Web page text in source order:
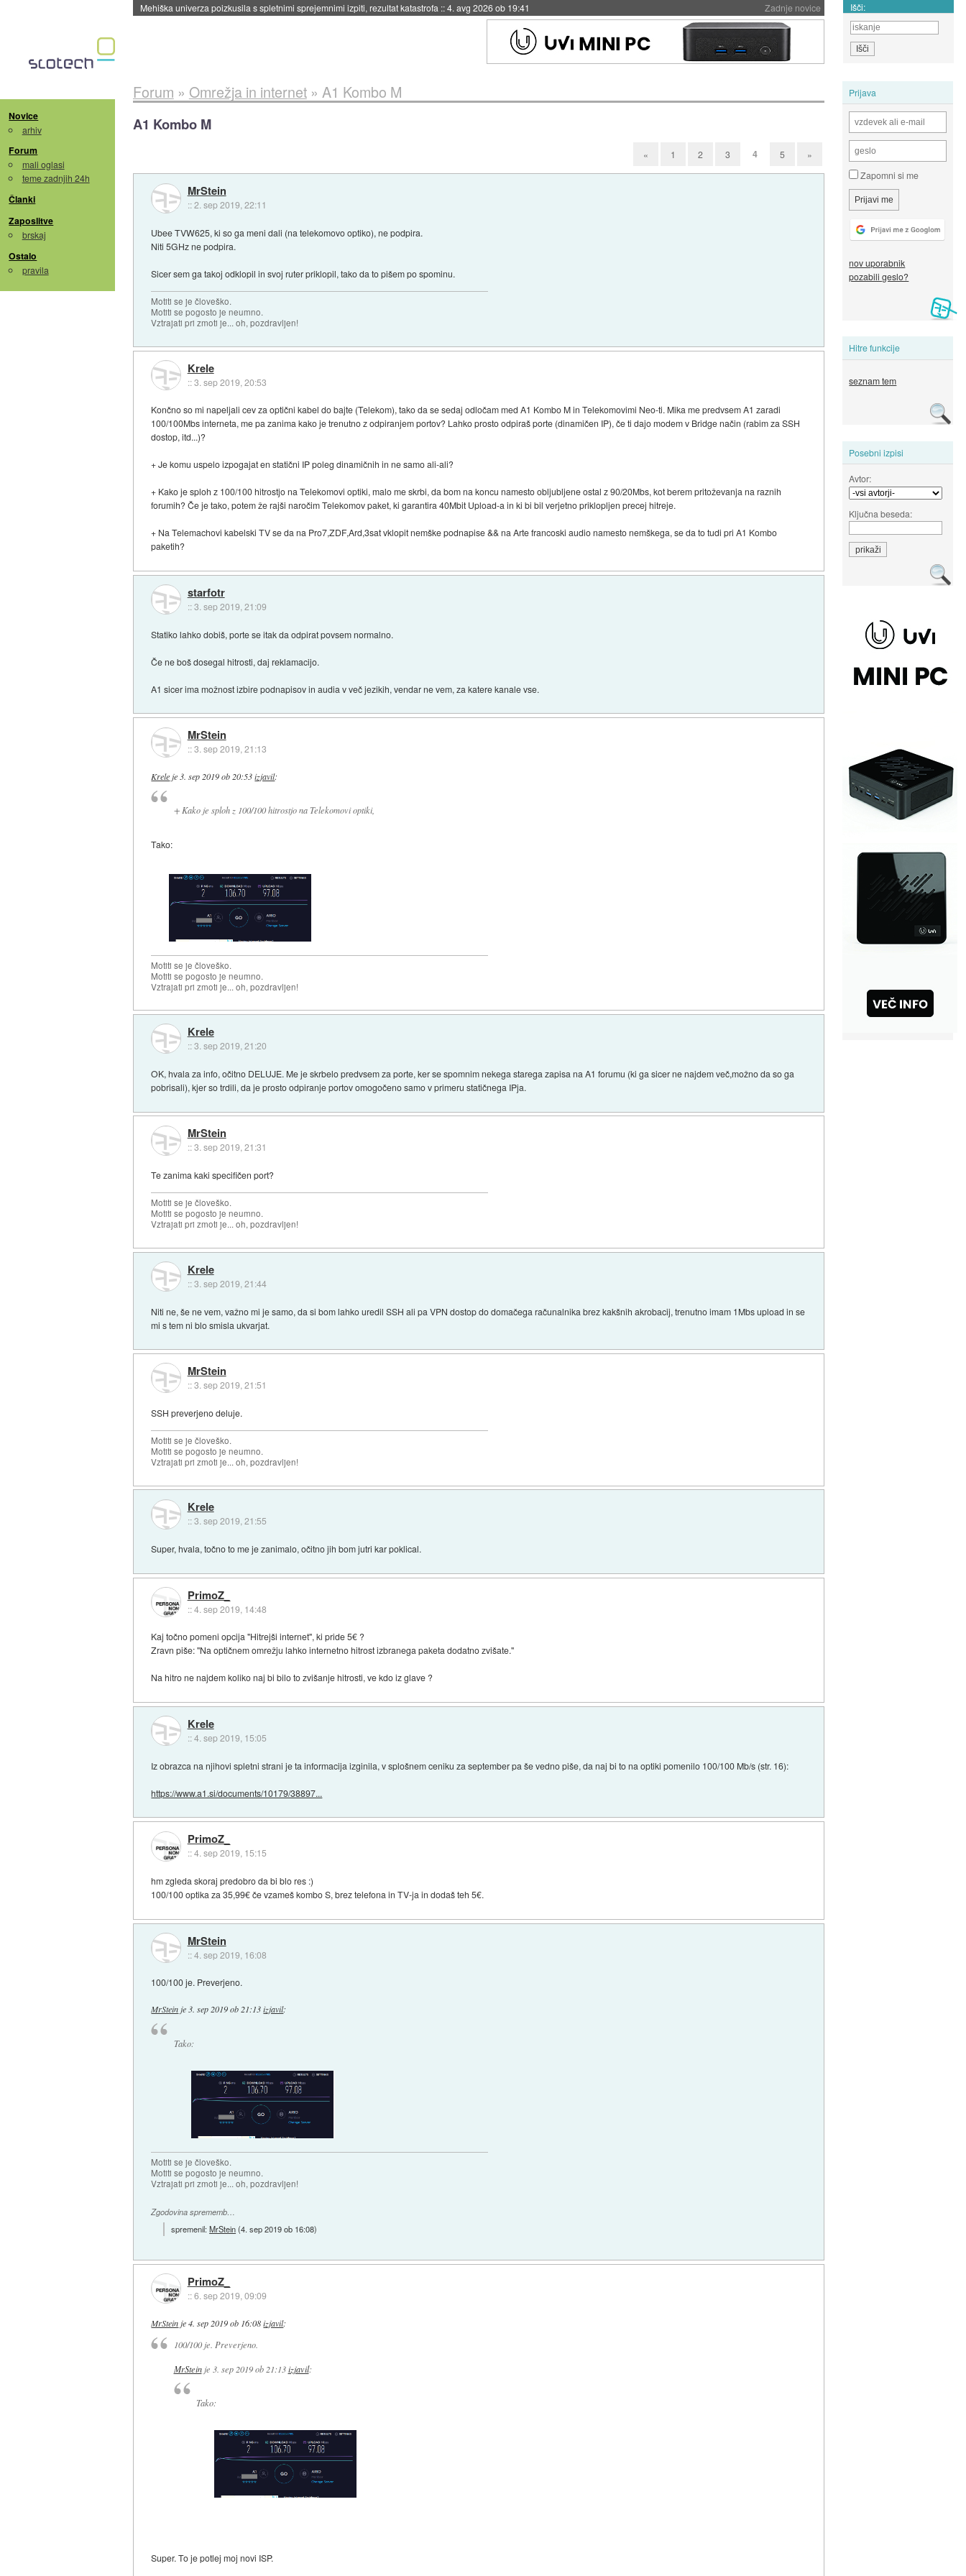
Zadnje novice
Evropska vesoljska agencija razvija svojo raketo za večkratno uporabo::4. avg 2026 ob 19:41 Išči:
Novice
arhiv
Forum
mali oglasi
teme zadnjih 24h
Članki
Zaposlitve
brskaj
Ostalo
pravila
Prijava
Zapomni si me
nov uporabnik
pozabili geslo?
Hitre funkcije
seznam tem
Posebni izpisi
Avtor:
Ključna beseda:
Forum » Omrežja in internet» A1 Kombo M
A1 Kombo M
« 1 2 3 4 5 »
MrStein
::2. sep 2019, 22:11
Ubee TVW625, ki so ga meni dali (na telekomovo optiko), ne podpira.
Niti 5GHz ne podpira.
Sicer sem ga takoj odklopil in svoj ruter priklopil, tako da to pišem po spominu.
Motiti se je človeško.
Motiti se pogosto je neumno.
Vztrajati pri zmoti je... oh, pozdravljen!
Krele
::3. sep 2019, 20:53
Končno so mi napeljali cev za optični kabel do bajte (Telekom), tako da se sedaj odločam med A1 Kombo M in Telekomovimi Neo-ti. Mika me predvsem A1 zaradi
100/100Mbs interneta, me pa zanima kako je trenutno z odpiranjem portov? Lahko prosto odpiraš porte (dinamičen IP), če ti dajo modem v Bridge način (rabim za SSH
dostop, itd...)?
+ Je komu uspelo izpogajat en statični IP poleg dinamičnih in ne samo ali-ali?
+ Kako je sploh z 100/100 hitrostjo na Telekomovi optiki, malo me skrbi, da bom na koncu namesto obljubljene ostal z 90/20Mbs, kot berem pritoževanja na raznih
forumih? Če je tako, potem že rajši naročim Telekomov paket, ki garantira 40Mbit Upload-a in ki bi bil verjetno priklopljen precej hitreje.
+ Na Telemachovi kabelski TV se da na Pro7,ZDF,Ard,3sat vklopit nemške podnapise && na Arte francoski audio namesto nemškega, se da to tudi pri A1 Kombo
paketih?
starfotr
::3. sep 2019, 21:09
Statiko lahko dobiš, porte se itak da odpirat povsem normalno.
Če ne boš dosegal hitrosti, daj reklamacijo.
A1 sicer ima možnost izbire podnapisov in audia v več jezikih, vendar ne vem, za katere kanale vse.
MrStein
::3. sep 2019, 21:13
Krele je 3. sep 2019 ob 20:53 izjavil:
+ Kako je sploh z 100/100 hitrostjo na Telekomovi optiki,
Tako:
Motiti se je človeško.
Motiti se pogosto je neumno.
Vztrajati pri zmoti je... oh, pozdravljen!
Krele
::3. sep 2019, 21:20
OK, hvala za info, očitno DELUJE. Me je skrbelo predvsem za porte, ker se spomnim nekega starega zapisa na A1 forumu (ki ga sicer ne najdem več,možno da so ga
pobrisali), kjer so trdili, da je prosto odpiranje portov omogočeno samo v primeru statičnega IPja.
MrStein
::3. sep 2019, 21:31
Te zanima kaki specifičen port?
Motiti se je človeško.
Motiti se pogosto je neumno.
Vztrajati pri zmoti je... oh, pozdravljen!
Krele
::3. sep 2019, 21:44
Niti ne, še ne vem, važno mi je samo, da si bom lahko uredil SSH ali pa VPN dostop do domačega računalnika brez kakšnih akrobacij, trenutno imam 1Mbs upload in se
mi s tem ni blo smisla ukvarjat.
MrStein
::3. sep 2019, 21:51
SSH preverjeno deluje.
Motiti se je človeško.
Motiti se pogosto je neumno.
Vztrajati pri zmoti je... oh, pozdravljen!
Krele
::3. sep 2019, 21:55
Super, hvala, točno to me je zanimalo, očitno jih bom jutri kar poklical.
PrimoZ_
::4. sep 2019, 14:48
Kaj točno pomeni opcija "Hitrejši internet", ki pride 5€ ?
Zravn piše: "Na optičnem omrežju lahko internetno hitrost izbranega paketa dodatno zvišate."
Na hitro ne najdem koliko naj bi bilo to zvišanje hitrosti, ve kdo iz glave ?
Krele
::4. sep 2019, 15:05
Iz obrazca na njihovi spletni strani je ta informacija izginila, v splošnem ceniku za september pa še vedno piše, da naj bi to na optiki pomenilo 100/100 Mb/s (str. 16):
https://www.a1.si/documents/10179/38897...
PrimoZ_
::4. sep 2019, 15:15
hm zgleda skoraj predobro da bi blo res :)
100/100 optika za 35,99€ če vzameš kombo S, brez telefona in TV-ja in dodaš teh 5€.
MrStein
::4. sep 2019, 16:08
100/100 je. Preverjeno.
MrSteinje3. sep 2019 ob 21:13 izjavil:
Tako:
Motiti se je človeško.
Motiti se pogosto je neumno.
Vztrajati pri zmoti je... oh, pozdravljen!
Zgodovina sprememb…
spremenil:MrStein(4. sep 2019 ob 16:08)
PrimoZ_
::6. sep 2019, 09:09
MrStein je4. sep 2019 ob 16:08 izjavil:
100/100 je. Preverjeno.
MrSteinje 3. sep 2019 ob 21:13 izjavil:
Tako:
Super. To je potlej moj novi ISP.